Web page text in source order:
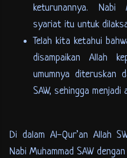
keturunannya. Nabi
syariat itu untuk
Telah kita ketahui
disampaikan Allah
umumnya diteruskan
SAW, sehingga menjadi
Di dalam Al-Qur’an Allah
Nabi Muhammad SAW